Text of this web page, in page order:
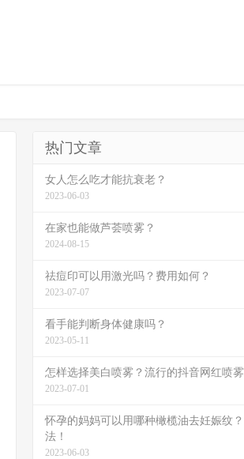
热门文章
女人怎么吃才能抗衰老？
2023-06-03
在家也能做芦荟喷雾？
2024-08-15
祛痘印可以用激光吗？费用如何？
2023-07-07
看手能判断身体健康吗？
2023-05-11
怎样选择美白喷雾？流行的抖音网红喷雾
2023-07-01
怀孕的妈妈可以用哪种橄榄油去妊娠纹
法！
2023-06-03